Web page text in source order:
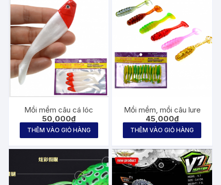
Mồi mềm câu cá lóc
50,000₫
THÊM VÀO GIỎ HÀNG
Mồi mềm, mồi câu lure
45,000₫
THÊM VÀO GIỎ HÀNG